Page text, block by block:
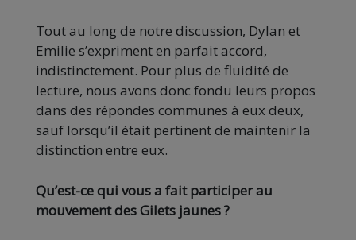
Tout au long de notre discussion, Dylan et
Emilie s’expriment en parfait accord,
indistinctement. Pour plus de fluidité de
lecture, nous avons donc fondu leurs propos
dans des répondes communes à eux deux,
sauf lorsqu’il était pertinent de maintenir la
distinction entre eux.
Qu’est-ce qui vous a fait participer au
mouvement des Gilets jaunes ?